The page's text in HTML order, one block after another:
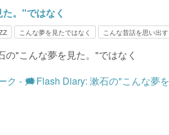
。"ではなく
こんな夢を見たではなく こんな昔話を思い出す
"こんな夢を見た。"ではなく